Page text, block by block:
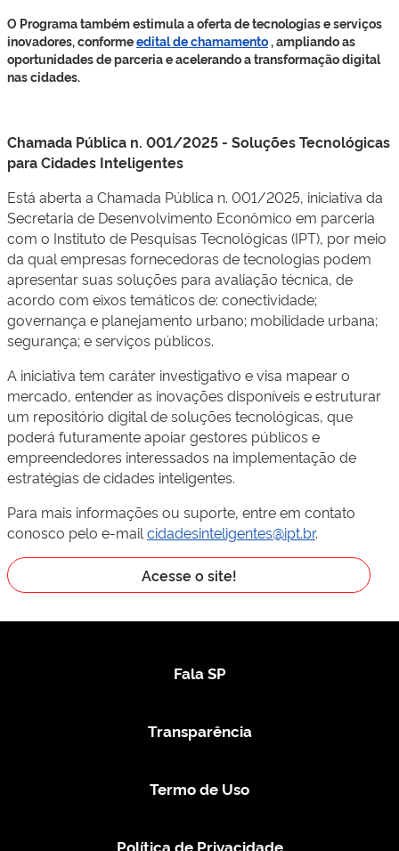
O Programa também estimula a oferta de tecnologias e serviços
inovadores, conformeedital de chamamento, ampliando as
oportunidades de parceria e acelerando a transformação digital
nas cidades.
Chamada Pública n. 001/2025 - Soluções Tecnológicas
para Cidades Inteligentes
Está aberta a Chamada Pública n. 001/2025, iniciativa da
Secretaria de Desenvolvimento Econômico em parceria
com o Instituto de Pesquisas Tecnológicas (IPT), por meio
da qual empresas fornecedoras de tecnologias podem
apresentar suas soluções para avaliação técnica, de
acordo com eixos temáticos de: conectividade;
governança e planejamento urbano; mobilidade urbana;
segurança; e serviços públicos.
A iniciativa tem caráter investigativo e visa mapear o
mercado, entender as inovações disponíveis e estruturar
um repositório digital de soluções tecnológicas, que
poderá futuramente apoiar gestores públicos e
empreendedores interessados na implementação de
estratégias de cidades inteligentes.
Para mais informações ou suporte, entre em contato
conosco pelo e-mail cidadesinteligentes@ipt.br.
Acesse o site!
Fala SP
Transparência
Termo de Uso
Política de Privacidade